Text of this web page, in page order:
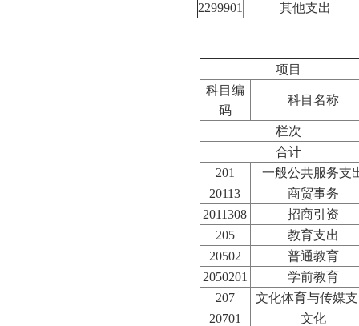
2299901
其他支出
项目
科目编
码
科目名称
栏次
合计
201
一般公共服务支
20113
商贸事务
2011308
招商引资
205
教育支出
20502
普通教育
2050201
学前教育
207
文化体育与传媒
20701
文化